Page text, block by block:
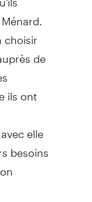
choisir
de
ils ont
elle
besoins